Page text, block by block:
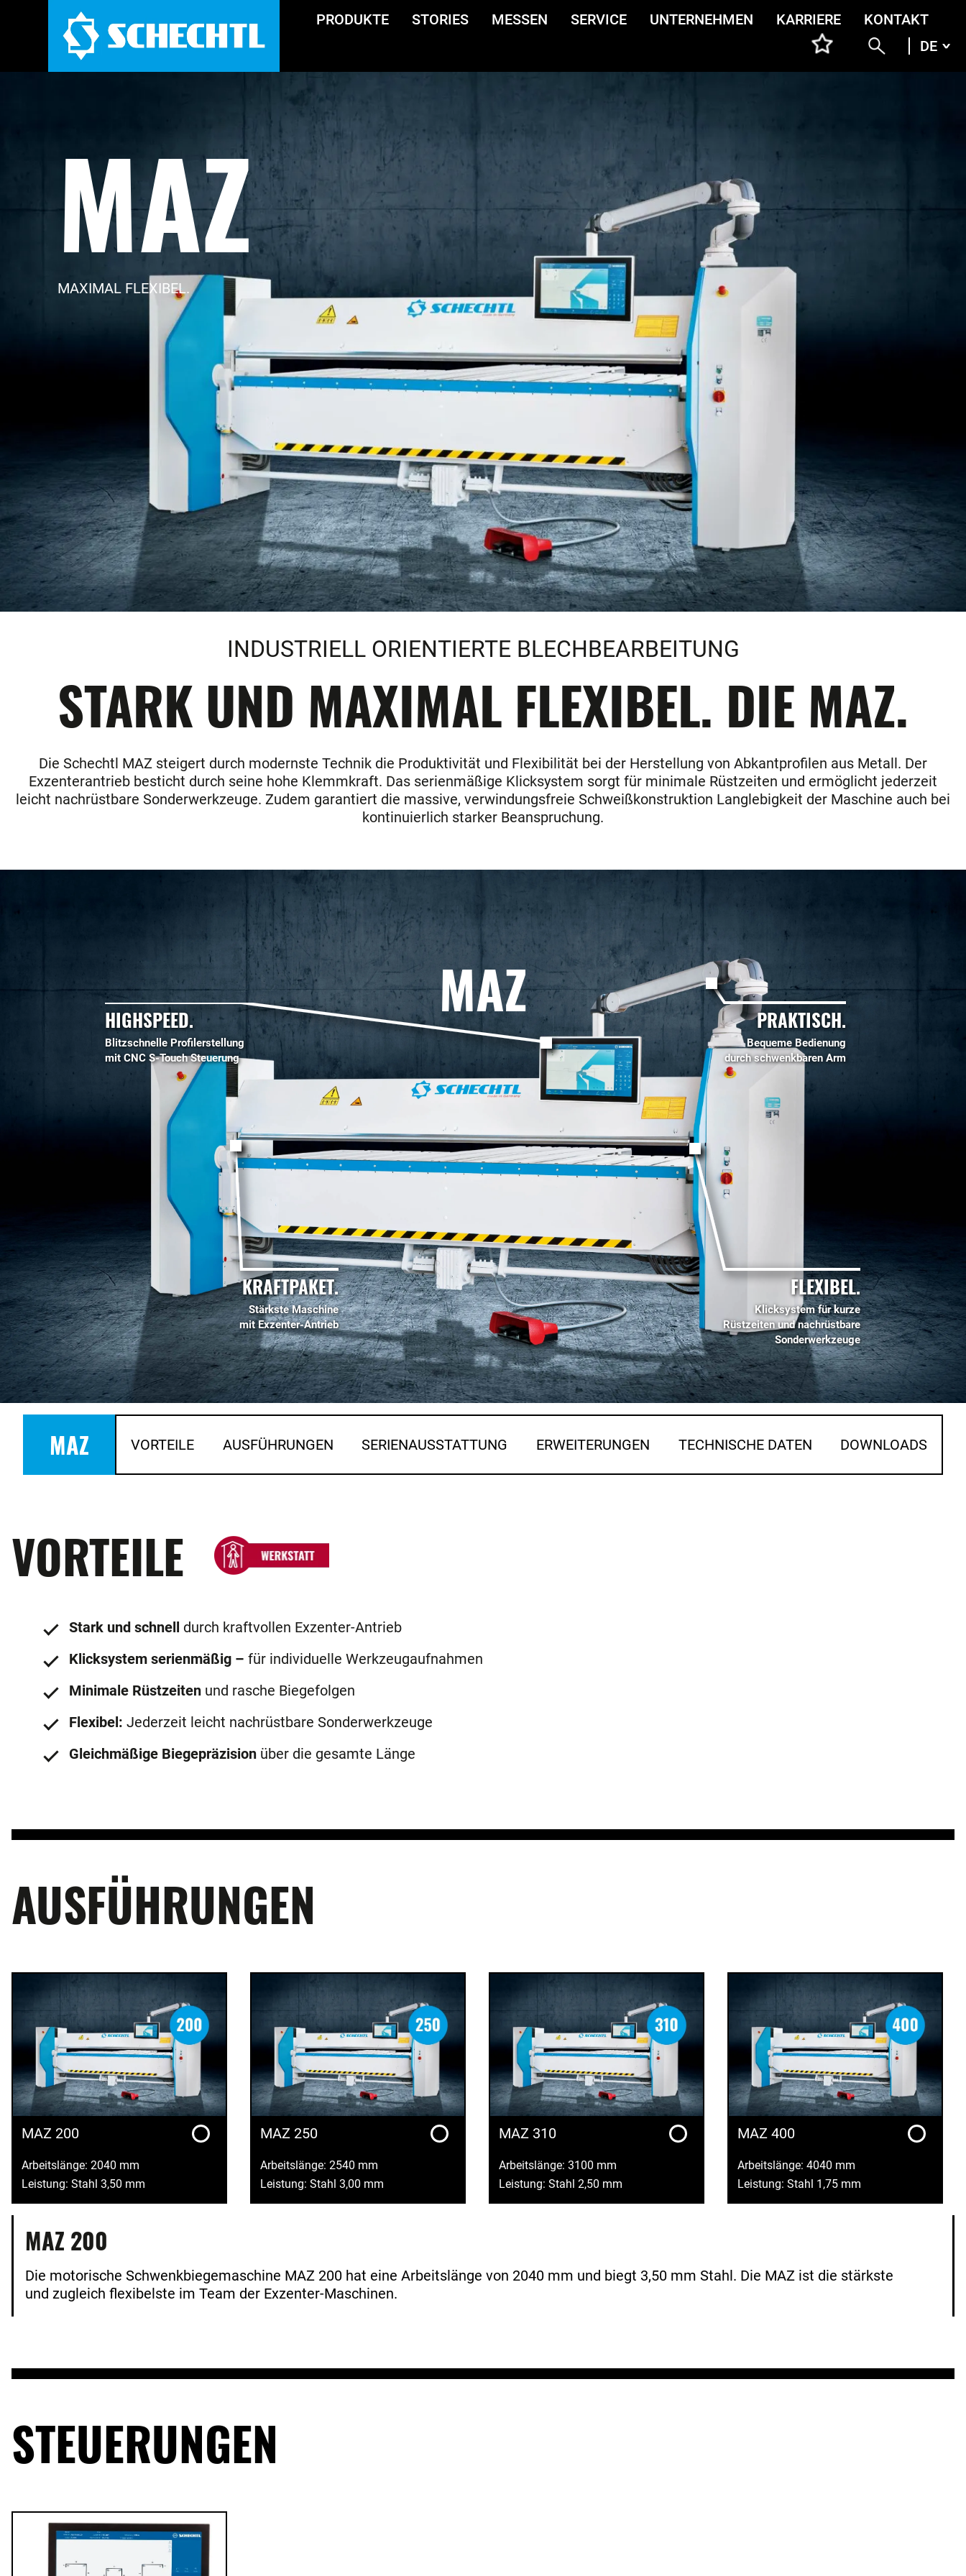
PRODUKTE STORIES MESSEN SERVICE UNTERNEHMEN KARRIERE
KONTAKT
DE
MAZ
MAXIMAL FLEXIBEL.
INDUSTRIELL ORIENTIERTE BLECHBEARBEITUNG
STARK UND MAXIMAL FLEXIBEL. DIE MAZ.
Die Schechtl MAZ steigert durch modernste Technik die Produktivität und Flexibilität bei der Herstellung von Abkantprofilen aus Metall. Der
Exzenterantrieb besticht durch seine hohe Klemmkraft. Das serienmäßige Klicksystem sorgt für minimale Rüstzeiten und ermöglicht jederzeit
leicht nachrüstbare Sonderwerkzeuge. Zudem garantiert die massive, verwindungsfreie Schweißkonstruktion Langlebigkeit der Maschine auch bei
kontinuierlich starker Beanspruchung.
MAZ
KRAFTPAKET.
Stärkste Maschine
mit Exzenter-Antrieb
HIGHSPEED.
Blitzschnelle Profilerstellung
mit CNC S-Touch Steuerung
PRAKTISCH.
Bequeme Bedienung
durch schwenkbaren Arm
FLEXIBEL.
Klicksystem für kurze
Rüstzeiten und nachrüstbare
Sonderwerkzeuge
MAZ VORTEILE AUSFÜHRUNGEN SERIENAUSSTATTUNG ERWEITERUNGEN TECHNISCHE DATEN DOWNLOADS
VORTEILE
Stark und schnell durch kraftvollen Exzenter-Antrieb
Klicksystem serienmäßig – für individuelle Werkzeugaufnahmen
Minimale Rüstzeiten und rasche Biegefolgen
Flexibel: Jederzeit leicht nachrüstbare Sonderwerkzeuge
Gleichmäßige Biegepräzision über die gesamte Länge
AUSFÜHRUNGEN
MAZ 200
Arbeitslänge: 2040 mm
Leistung: Stahl 3,50 mm
MAZ 250
Arbeitslänge: 2540 mm
Leistung: Stahl 3,00 mm
MAZ 310
Arbeitslänge: 3100 mm
Leistung: Stahl 2,50 mm
MAZ 400
Arbeitslänge: 4040 mm
Leistung: Stahl 1,75 mm
MAZ 200
Die motorische Schwenkbiegemaschine MAZ 200 hat eine Arbeitslänge von 2040 mm und biegt 3,50 mm Stahl. Die MAZ ist die stärkste
und zugleich flexibelste im Team der Exzenter-Maschinen.
STEUERUNGEN